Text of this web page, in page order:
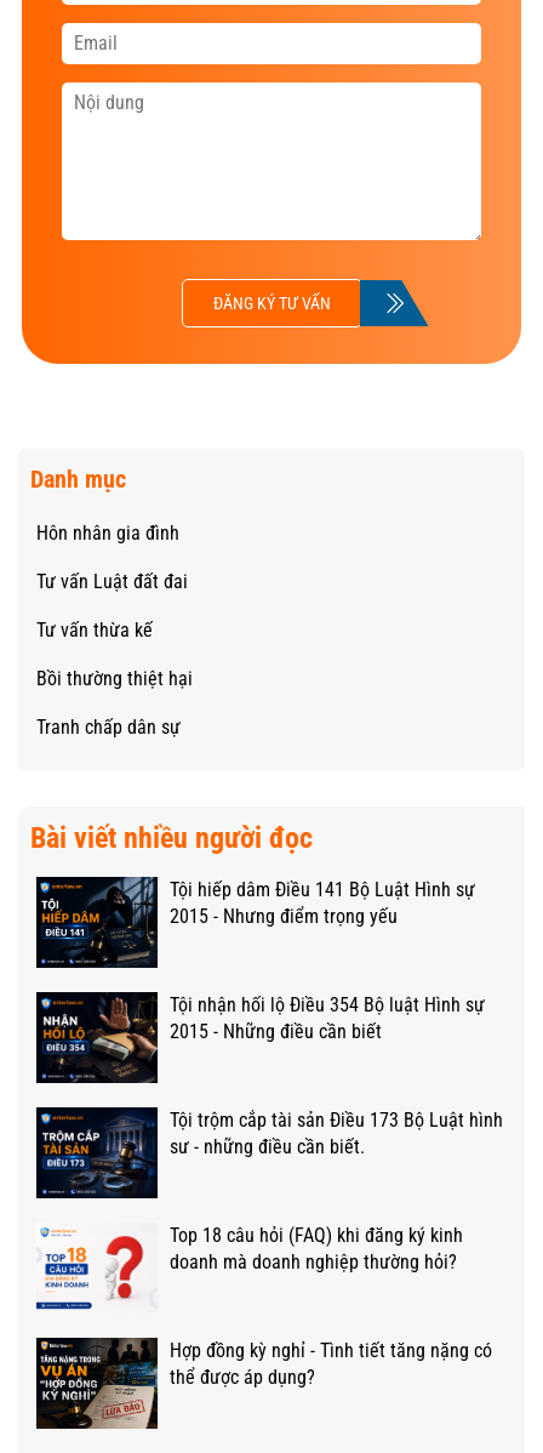
ĐĂNG KÝ TƯ VẤN
Danh mục
Hôn nhân gia đình
Tư vấn Luật đất đai
Tư vấn thừa kế
Bồi thường thiệt hại
Tranh chấp dân sự
Bài viết nhiều người đọc
Tội hiếp dâm Điều 141 Bộ Luật Hình sự
2015 - Nhưng điểm trọng yếu
Tội nhận hối lộ Điều 354 Bộ luật Hình sự
2015 - Những điều cần biết
Tội trộm cắp tài sản Điều 173 Bộ Luật hình
sư - những điều cần biết.
Top 18 câu hỏi (FAQ) khi đăng ký kinh
doanh mà doanh nghiệp thường hỏi?
Hợp đồng kỳ nghỉ - Tình tiết tăng nặng có
thể được áp dụng?